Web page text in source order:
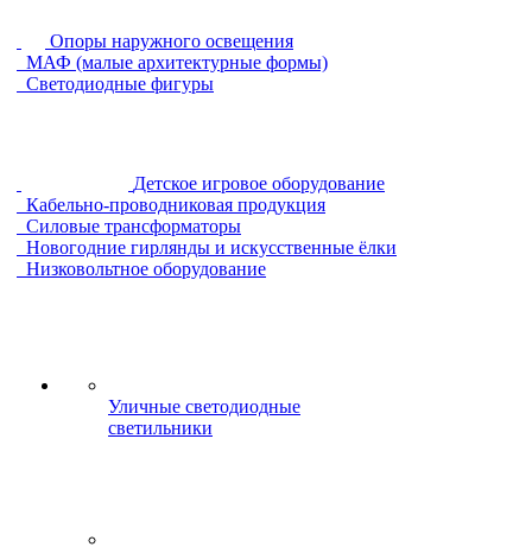
Опоры наружного освещения
МАФ (малые архитектурные формы)
Светодиодные фигуры
Детское игровое оборудование
Кабельно-проводниковая продукция
Силовые трансформаторы
Новогодние гирлянды и искусственные ёлки
Низковольтное оборудование
Уличные светодиодные
светильники